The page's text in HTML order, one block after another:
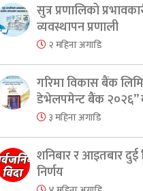
सुत्र प्रणालिको
व्यवस्थापन प्रणाली
२ महिना अगाडि
गरिमा विकास बैंक
डेभेलपमेन्ट बैंक २०२६”
३ महिना अगाडि
शनिबार र आइतबार दुई
निर्णय